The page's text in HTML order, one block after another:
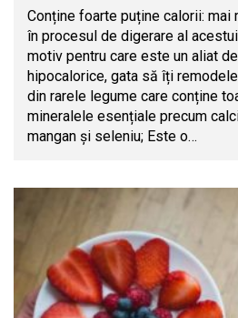
Conține foarte puține calorii: mai
în procesul de digerare al
motiv pentru care este un aliat
hipocalorice, gata să îți
din rarele legume care conține
mineralele esențiale precum
mangan și seleniu; Este o…